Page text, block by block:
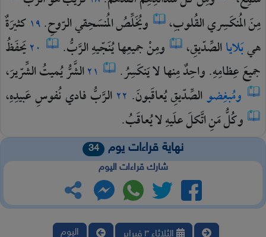
مِنَالمُنكَسِريالقُلوبِ، ويُخَلِّصُالمُنسَحِقيالرّوحِ.١٩ كثيرَةٌ
هيبَلاياالصِّدّيقِ، ومِنْجميعِهايُنَجّيهِالرَّبُّ. ٢٠يَحفَظُ
جميعَعِظامِهِ.واحِدٌمِنهالايَنكَسِرُ. ٢١الشَّرُّيُميتُالشِّرّيرَ،
ومُبغِضوالصِّدّيقِيُعاقَبونَ. ٢٢ الرَّبُّفادينُفوسِعَبيدِهِ،
وكُلُّمَنِاتَّكلَعلَيهِلايُعاقَبُ.
نهاية قراءات يوم
34
شارك قراءات اليوم
الثلاثاء ٣ فبراير اليوم